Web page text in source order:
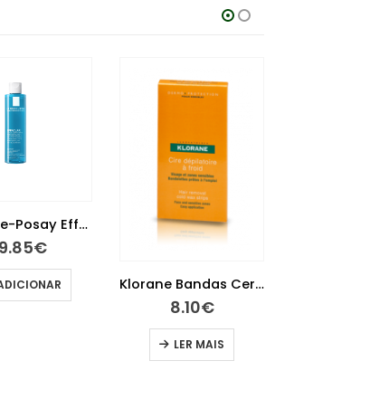
Klorane Bandas Cera Rosto X 6
8.10€ 11.55
ADICIONAR